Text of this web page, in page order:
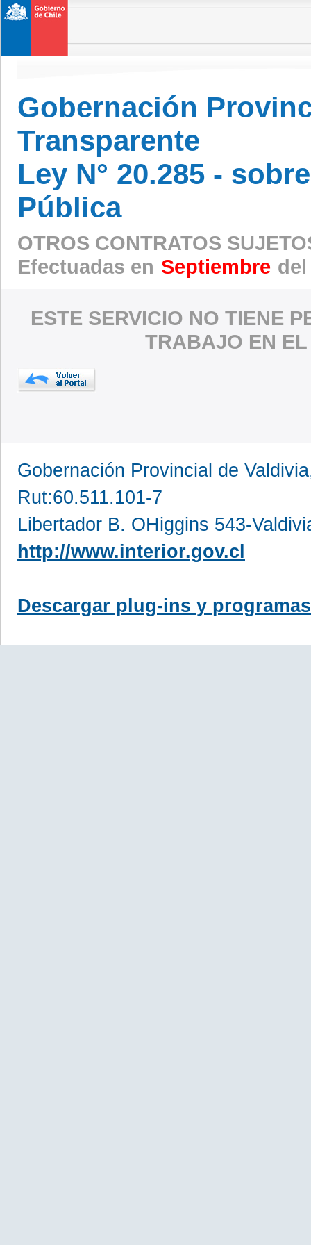
Gobernación
Transparente
Ley N° 20.285 -
Pública
OTROS CONTRATOS
Efectuadas en Septiembre del
ESTE SERVICIO NO TIENE
TRABAJO EN
Gobernación Provincial de
Rut:60.511.101-7
Libertador B. OHiggins 543-
http://www.interior.gov.cl
Descargar plug-ins y